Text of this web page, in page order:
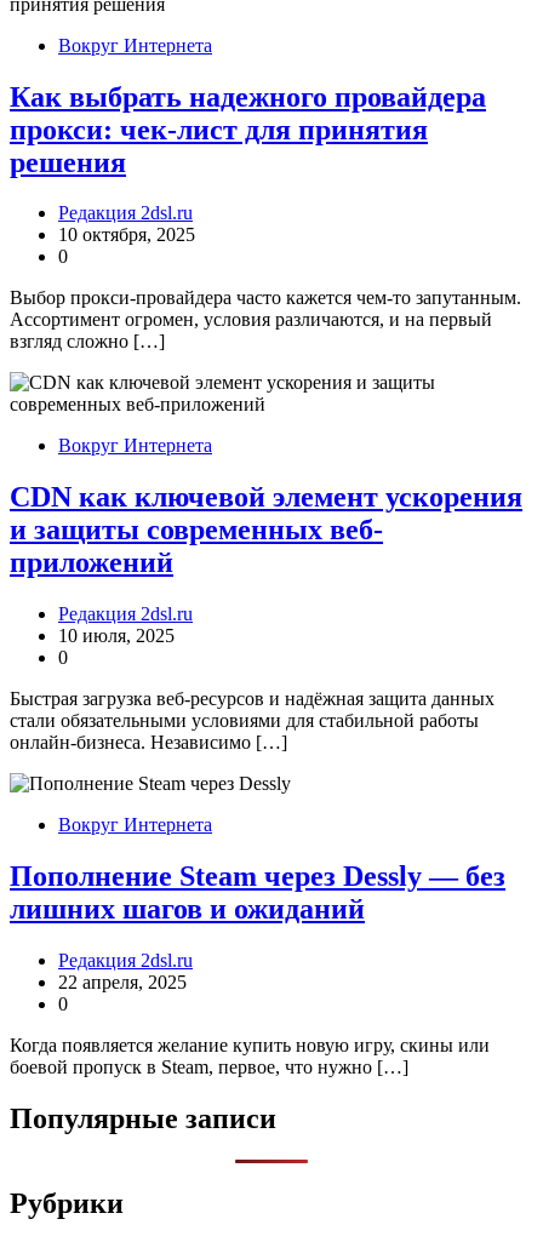
Вокруг Интернета
Как выбрать надежного провайдера
прокси: чек-лист для принятия
решения
Редакция 2dsl.ru
10 октября, 2025
0
Выбор прокси-провайдера часто кажется чем-то запутанным.
Ассортимент огромен, условия различаются, и на первый
взгляд сложно […]
Вокруг Интернета
CDN как ключевой элемент ускорения
и защиты современных веб-
приложений
Редакция 2dsl.ru
10 июля, 2025
0
Быстрая загрузка веб-ресурсов и надёжная защита данных
стали обязательными условиями для стабильной работы
онлайн-бизнеса. Независимо […]
Вокруг Интернета
Пополнение Steam через Dessly — без
лишних шагов и ожиданий
Редакция 2dsl.ru
22 апреля, 2025
0
Когда появляется желание купить новую игру, скины или
боевой пропуск в Steam, первое, что нужно […]
Популярные записи
Рубрики